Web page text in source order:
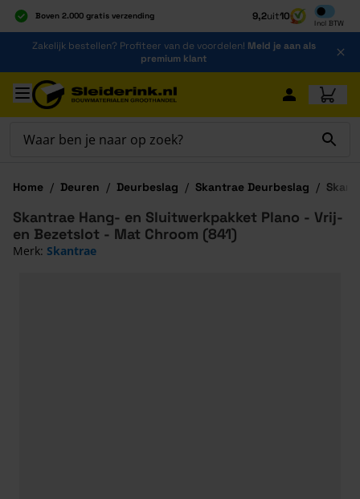
Boven 2.000 gratis verzending
Al 40 jaar dé specialist
Alles onder één dak
9,2uit10
Incl BTW
Inclusief
Ga naar de inhoud
Zakelijk bestellen? Profiteer van de voordelen! Meld je aan als
premium klant
Ga naar hoofdinhoud
Home / Deuren / Deurbeslag / Skantrae Deurbeslag /
Skantrae Hang- en Sluitwerkpakket Plano - Vrij-
en Bezetslot - Mat Chroom (841)
Merk: Skantrae